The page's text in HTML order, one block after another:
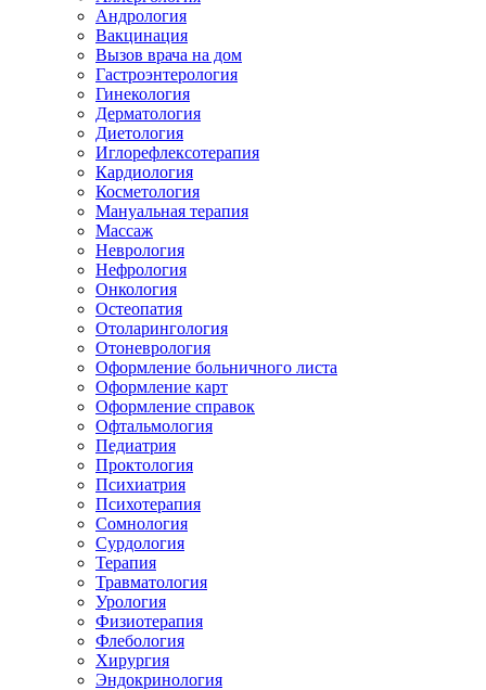
Андрология
Вакцинация
Вызов врача на дом
Гастроэнтерология
Гинекология
Дерматология
Диетология
Иглорефлексотерапия
Кардиология
Косметология
Мануальная терапия
Массаж
Неврология
Нефрология
Онкология
Остеопатия
Отоларингология
Отоневрология
Оформление больничного листа
Оформление карт
Оформление справок
Офтальмология
Педиатрия
Проктология
Психиатрия
Психотерапия
Сомнология
Сурдология
Терапия
Травматология
Урология
Физиотерапия
Флебология
Хирургия
Эндокринология